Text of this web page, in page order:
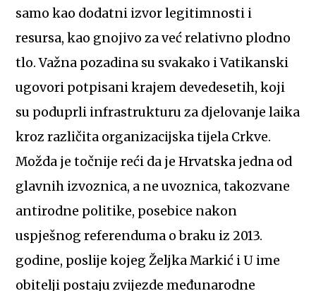
samo kao dodatni izvor legitimnosti i
resursa, kao gnojivo za već relativno plodno
tlo. Važna pozadina su svakako i Vatikanski
ugovori potpisani krajem devedesetih, koji
su poduprli infrastrukturu za djelovanje laika
kroz različita organizacijska tijela Crkve.
Možda je točnije reći da je Hrvatska jedna od
glavnih izvoznica, a ne uvoznica, takozvane
antirodne politike, posebice nakon
uspješnog referenduma o braku iz 2013.
godine, poslije kojeg Željka Markić i U ime
obitelji postaju zvijezde međunarodne